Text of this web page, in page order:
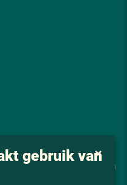
vacatures? Schrijf je in
gebruik van